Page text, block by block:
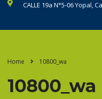
CALLE 19a N°5-06 Yopal,
Home 10800_wa
10800_wa